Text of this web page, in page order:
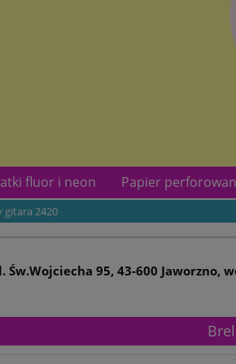
fluor i neon Papier
Kontakt
gitara 2420
Św.Wojciecha 95, 43-600